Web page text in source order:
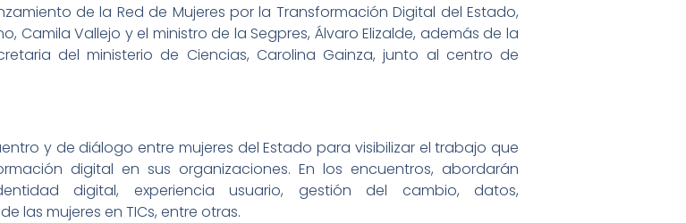
de la Red de Mujeres por la Transformación Digital del Estado,
Camila Vallejo y el ministro de la Segpres, Álvaro Elizalde, además de la
del ministerio de Ciencias, Carolina Gainza, junto al centro de
y de diálogo entre mujeres del Estado para visibilizar el trabajo que
digital en sus organizaciones. En los encuentros, abordarán
digital, experiencia usuario, gestión del cambio, datos,
las mujeres en TICs, entre otras.